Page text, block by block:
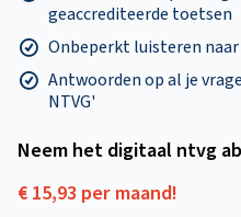
geaccrediteerde toetsen
Onbeperkt luisteren naar
Antwoorden op al je
NTVG'
Neem het digitaal ntvg
€ 15,93 per maand!